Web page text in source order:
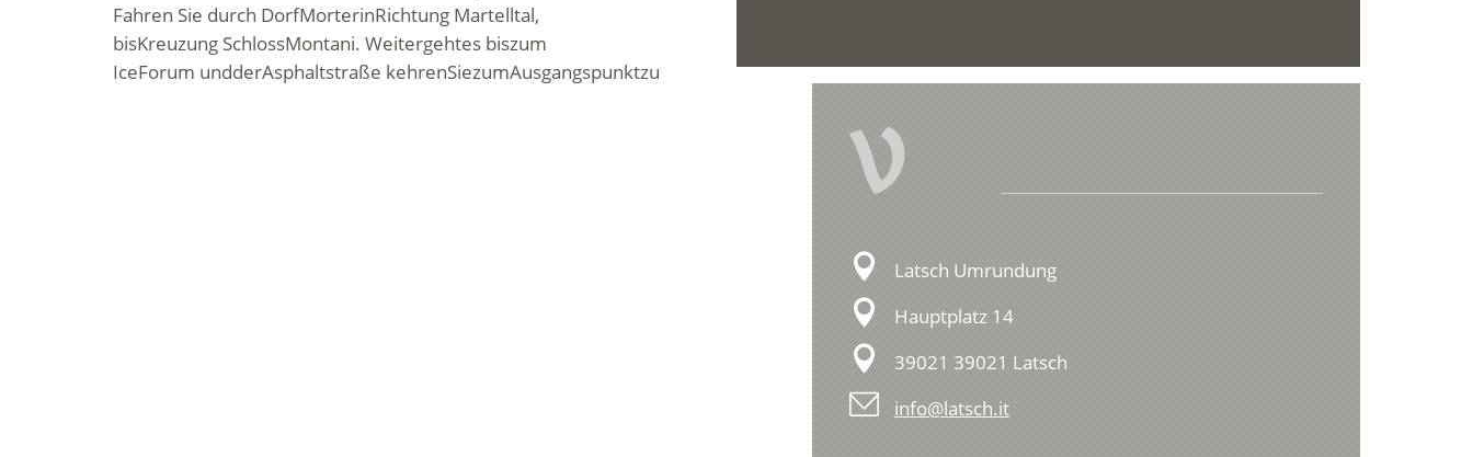
Fahren Sie durch DorfMorterinRichtung Martelltal,
bisKreuzung SchlossMontani.Weitergehtes biszum
IceForum undderAsphaltstraße kehrenSiezumAusgangspunktzu
V
Latsch Umrundung
Hauptplatz 14
39021 39021 Latsch
info@latsch.it